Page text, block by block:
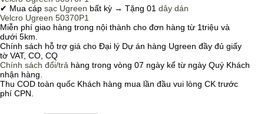
✔ Mua cáp sạc Ugreen bất kỳ → Tặng 01 dây dán
Velcro Ugreen 50370P1
Miễn phí giao hàng trong nội thành cho đơn hàng từ 1triệu và
dưới 5km.
Chính sách hỗ trợ giá cho Đại lý Dự án hàng Ugreen đầy đủ giấy
tờ VAT, CO, CQ
Chính sách đổi/trả hàng trong vòng 07 ngày kể từ ngày Quý Khách
nhận hàng.
Thu COD toàn quốc Khách hàng mua lần đầu vui lòng CK trước
phí CPN.